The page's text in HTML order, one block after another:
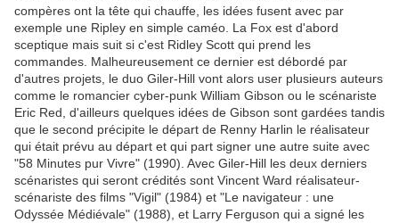
compères ont la tête qui chauffe, les idées fusent avec par
exemple une Ripley en simple caméo. La Fox est d'abord
sceptique mais suit si c'est Ridley Scott qui prend les
commandes. Malheureusement ce dernier est débordé par
d'autres projets, le duo Giler-Hill vont alors user plusieurs auteurs
comme le romancier cyber-punk William Gibson ou le scénariste
Eric Red, d'ailleurs quelques idées de Gibson sont gardées tandis
que le second précipite le départ de Renny Harlin le réalisateur
qui était prévu au départ et qui part signer une autre suite avec
"58 Minutes pur Vivre" (1990). Avec Giler-Hill les deux derniers
scénaristes qui seront crédités sont Vincent Ward réalisateur-
scénariste des films "Vigil" (1984) et "Le navigateur : une
Odyssée Médiévale" (1988), et Larry Ferguson qui a signé les